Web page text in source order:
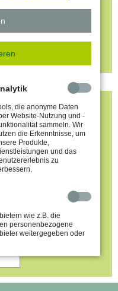
Infopaket
kostenfrei zu.
die anonyme Daten
Website-Nutzung und -
sammeln. Wir
die Erkenntnisse, um
Produkte,
und das
zu
wie z.B. die
personenbezogene
weitergegeben oder